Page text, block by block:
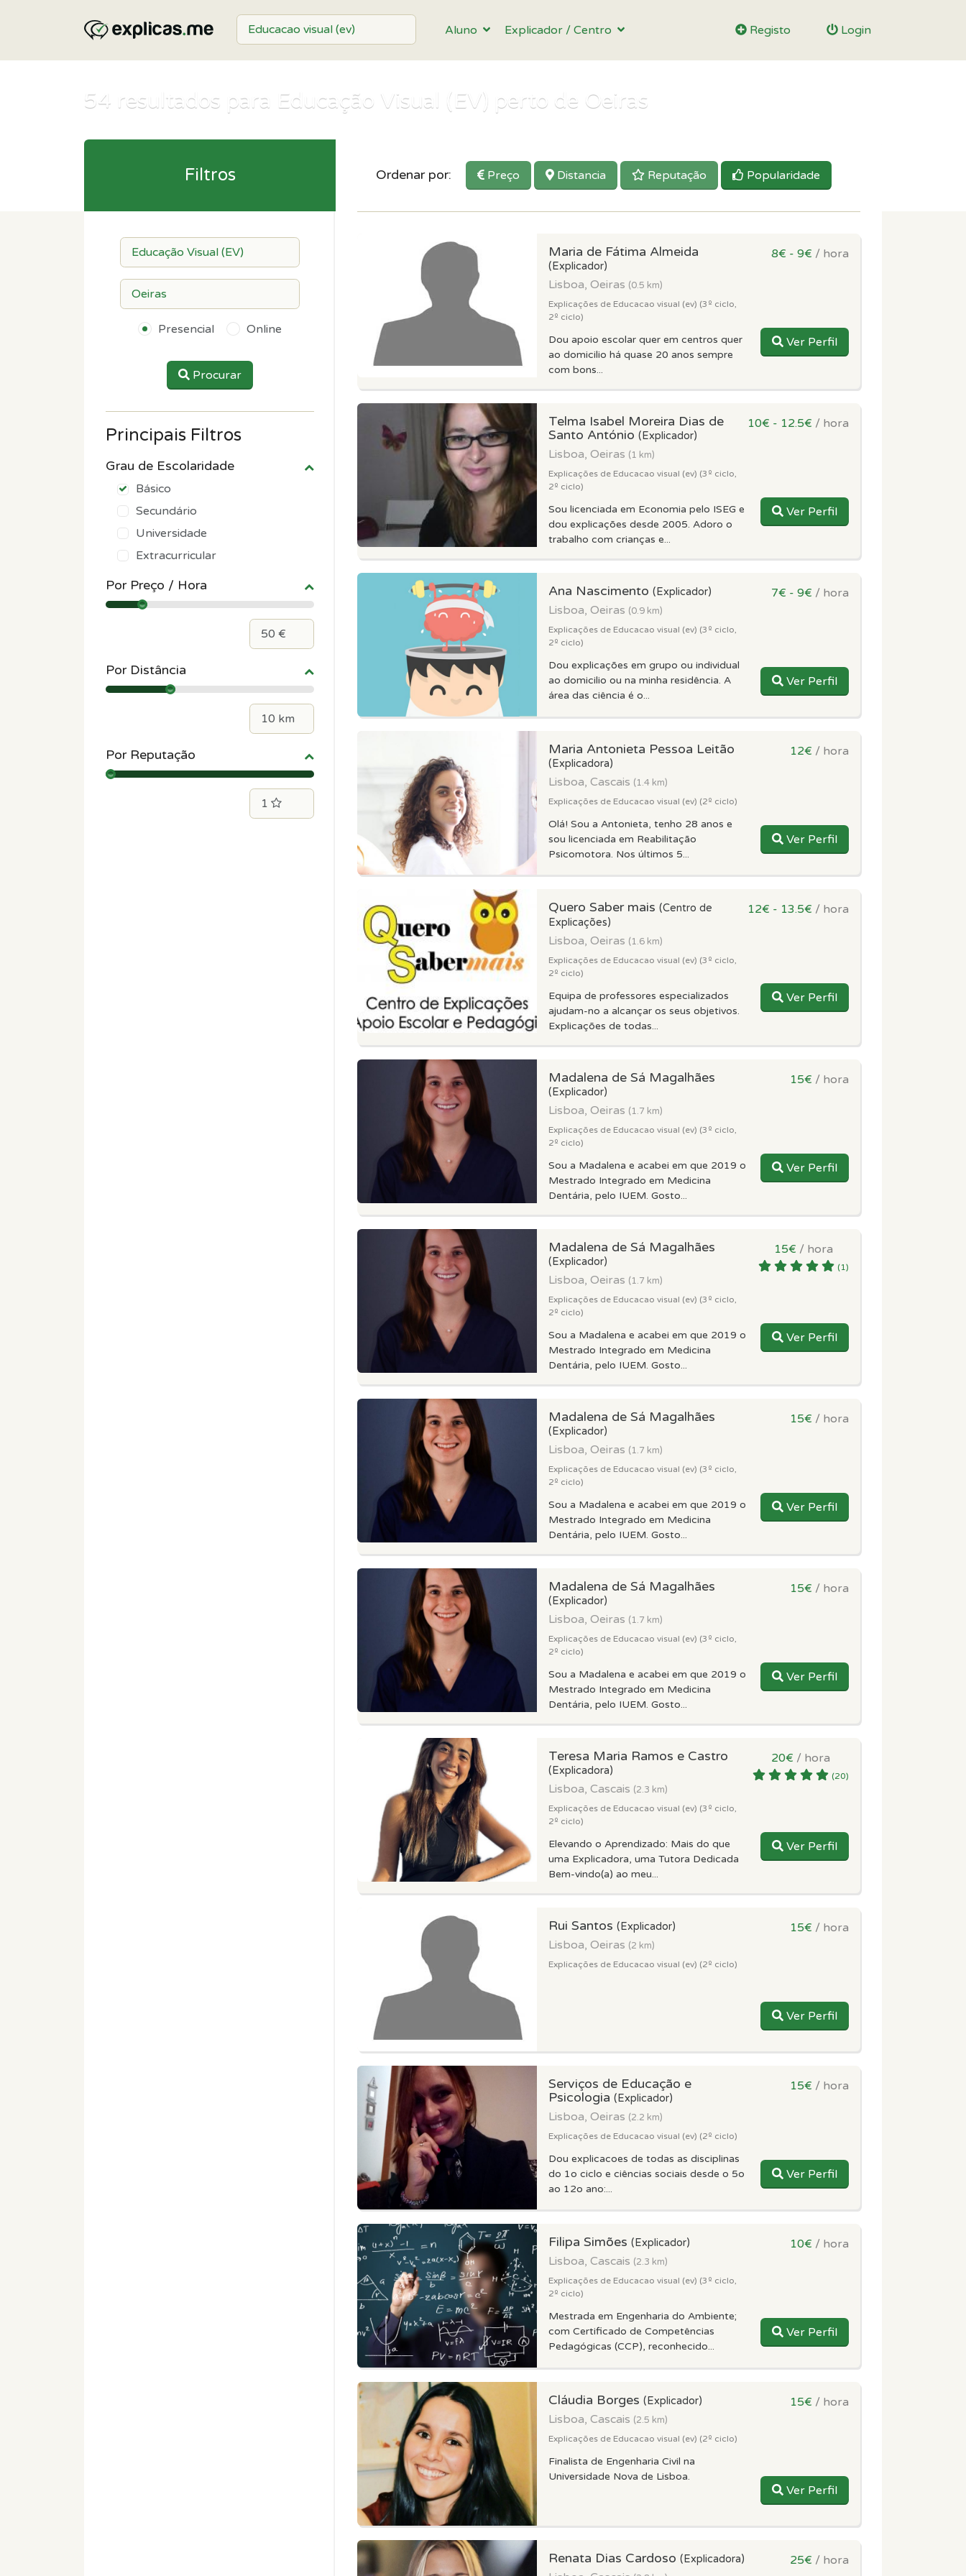
Aluno Explicador / Centro Registo Login
54 resultados para Educação Visual (EV) perto de Oeiras
Ordenar por: Preço Distancia Reputação Popularidade
Maria de Fátima Almeida
(Explicador)
Lisboa, Oeiras (0.5 km)
Explicações de Educacao visual (ev) (3º ciclo,
2º ciclo)
Dou apoio escolar quer em centros quer
ao domicilio há quase 20 anos sempre
com bons...
8€ - 9€ / hora
Ver Perfil
Telma Isabel Moreira Dias de
Santo António (Explicador)
Lisboa, Oeiras (1 km)
Explicações de Educacao visual (ev) (3º ciclo,
2º ciclo)
Sou licenciada em Economia pelo ISEG e
dou explicações desde 2005. Adoro o
trabalho com crianças e...
10€ - 12.5€ / hora
Ver Perfil
Ana Nascimento (Explicador)
Lisboa, Oeiras (0.9 km)
Explicações de Educacao visual (ev) (3º ciclo,
2º ciclo)
Dou explicações em grupo ou individual
ao domicilio ou na minha residência. A
área das ciência é o...
7€ - 9€ / hora
Ver Perfil
Maria Antonieta Pessoa Leitão
(Explicadora)
Lisboa, Cascais (1.4 km)
Explicações de Educacao visual (ev) (2º ciclo)
Olá! Sou a Antonieta, tenho 28 anos e
sou licenciada em Reabilitação
Psicomotora. Nos últimos 5...
12€ / hora
Ver Perfil
Quero Saber mais (Centro de
Explicações)
Lisboa, Oeiras (1.6 km)
Explicações de Educacao visual (ev) (3º ciclo,
2º ciclo)
Equipa de professores especializados
ajudam-no a alcançar os seus objetivos.
Explicações de todas...
12€ - 13.5€ / hora
Ver Perfil
Madalena de Sá Magalhães
(Explicador)
Lisboa, Oeiras (1.7 km)
Explicações de Educacao visual (ev) (3º ciclo,
2º ciclo)
Sou a Madalena e acabei em que 2019 o
Mestrado Integrado em Medicina
Dentária, pelo IUEM. Gosto...
15€ / hora
Ver Perfil
Madalena de Sá Magalhães
(Explicador)
Lisboa, Oeiras (1.7 km)
Explicações de Educacao visual (ev) (3º ciclo,
2º ciclo)
Sou a Madalena e acabei em que 2019 o
Mestrado Integrado em Medicina
Dentária, pelo IUEM. Gosto...
15€ / hora
(1)
Ver Perfil
Madalena de Sá Magalhães
(Explicador)
Lisboa, Oeiras (1.7 km)
Explicações de Educacao visual (ev) (3º ciclo,
2º ciclo)
Sou a Madalena e acabei em que 2019 o
Mestrado Integrado em Medicina
Dentária, pelo IUEM. Gosto...
15€ / hora
Ver Perfil
Madalena de Sá Magalhães
(Explicador)
Lisboa, Oeiras (1.7 km)
Explicações de Educacao visual (ev) (3º ciclo,
2º ciclo)
Sou a Madalena e acabei em que 2019 o
Mestrado Integrado em Medicina
Dentária, pelo IUEM. Gosto...
15€ / hora
Ver Perfil
Teresa Maria Ramos e Castro
(Explicadora)
Lisboa, Cascais (2.3 km)
Explicações de Educacao visual (ev) (3º ciclo,
2º ciclo)
Elevando o Aprendizado: Mais do que
uma Explicadora, uma Tutora Dedicada
Bem-vindo(a) ao meu...
20€ / hora
(20)
Ver Perfil
Rui Santos (Explicador)
Lisboa, Oeiras (2 km)
Explicações de Educacao visual (ev) (2º ciclo)
15€ / hora
Ver Perfil
Serviços de Educação e
Psicologia (Explicador)
Lisboa, Oeiras (2.2 km)
Explicações de Educacao visual (ev) (2º ciclo)
Dou explicacoes de todas as disciplinas
do 1o ciclo e ciências sociais desde o 5o
ao 12o ano:...
15€ / hora
Ver Perfil
Filipa Simões (Explicador)
Lisboa, Cascais (2.3 km)
Explicações de Educacao visual (ev) (3º ciclo,
2º ciclo)
Mestrada em Engenharia do Ambiente;
com Certificado de Competências
Pedagógicas (CCP), reconhecido...
10€ / hora
Ver Perfil
Cláudia Borges (Explicador)
Lisboa, Cascais (2.5 km)
Explicações de Educacao visual (ev) (2º ciclo)
Finalista de Engenharia Civil na
Universidade Nova de Lisboa.
15€ / hora
Ver Perfil
Renata Dias Cardoso (Explicadora) 25€ / hora
Filtros
Presencial Online
Procurar
Principais Filtros
Grau de Escolaridade
Básico
Secundário
Universidade
Extracurricular
Por Preço / Hora
Por Distância
Por Reputação